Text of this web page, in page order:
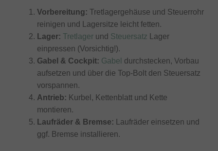
Vorbereitung: Tretlagergehäuse und Steuerrohr
reinigen und Lagersitze leicht fetten.
Lager: Tretlager und Steuersatz Lager
einpressen (Vorsichtig!).
Gabel & Cockpit: Gabel durchstecken, Vorbau
aufsetzen und über die Top-Bolt den Steuersatz
vorspannen.
Antrieb: Kurbel, Kettenblatt und Kette
montieren.
Laufräder & Bremse: Laufräder einsetzen und
ggf. Bremse installieren.